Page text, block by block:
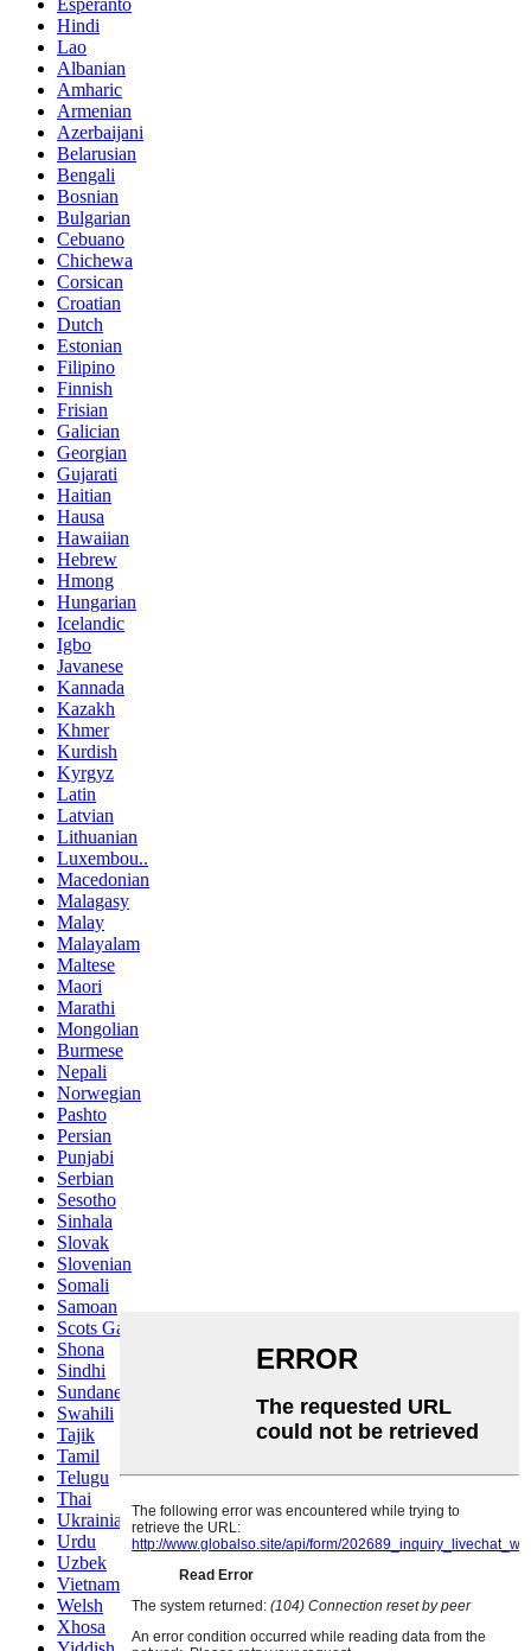
Esperanto
Hindi
Lao
Albanian
Amharic
Armenian
Azerbaijani
Belarusian
Bengali
Bosnian
Bulgarian
Cebuano
Chichewa
Corsican
Croatian
Dutch
Estonian
Filipino
Finnish
Frisian
Galician
Georgian
Gujarati
Haitian
Hausa
Hawaiian
Hebrew
Hmong
Hungarian
Icelandic
Igbo
Javanese
Kannada
Kazakh
Khmer
Kurdish
Kyrgyz
Latin
Latvian
Lithuanian
Luxembou..
Macedonian
Malagasy
Malay
Malayalam
Maltese
Maori
Marathi
Mongolian
Burmese
Nepali
Norwegian
Pashto
Persian
Punjabi
Serbian
Sesotho
Sinhala
Slovak
Slovenian
Somali
Samoan
Scots Gaelic
Shona
Sindhi
Sundanese
Swahili
Tajik
Tamil
Telugu
Thai
Ukrainian
Urdu
Uzbek
Vietnamese
Welsh
Xhosa